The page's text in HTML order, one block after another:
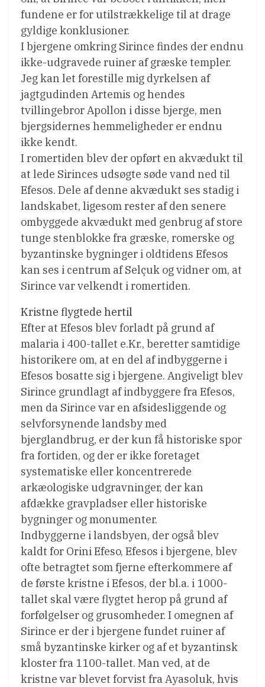
fundene er for utilstrækkelige til at drage
gyldige konklusioner.
I bjergene omkring Sirince findes der endnu
ikke-udgravede ruiner af græske templer.
Jeg kan let forestille mig dyrkelsen af
jagtgudinden Artemis og hendes
tvillingebror Apollon i disse bjerge, men
bjergsidernes hemmeligheder er endnu
ikke kendt.
I romertiden blev der opført en akvædukt til
at lede Sirinces udsøgte søde vand ned til
Efesos. Dele af denne akvædukt ses stadig i
landskabet, ligesom rester af den senere
ombyggede akvædukt med genbrug af store
tunge stenblokke fra græske, romerske og
byzantinske bygninger i oldtidens Efesos
kan ses i centrum af Selçuk og vidner om, at
S‌irince var velkendt i romertiden.
Kristne flygtede hertil
Efter at Efesos blev forladt på grund af
malaria i 400-tallet e.Kr., beretter samtidige
historikere om, at en del af indbyggerne i
Efesos bosatte sig i bjergene. Angiveligt blev
Sirince grundlagt af indbyggere fra Efesos,
men da Sirince var en afsidesliggende og
selvforsynende landsby med
bjerglandbrug, er der kun få historiske spor
fra fortiden, og der er ikke foretaget
systematiske eller koncentrerede
arkæologiske udgravninger, der kan
afdække gravpladser eller historiske
bygninger og monumenter.
Indbyggerne i landsbyen, der også blev
kaldt for Orini Efeso, Efesos i bjergene, blev
ofte betragtet som fjerne efterkommere af
de første kristne i Efesos, der bl.a. i 1000-
tallet skal være flygtet herop på grund af
forfølgelser og grusomheder. I omegnen af
Sirince er der i bjergene fundet ruiner af
små byzantinske kirker og af et byzantinsk
kloster fra 1100-tallet. Man ved, at de
kristne var blevet forvist fra Ayasoluk, hvis